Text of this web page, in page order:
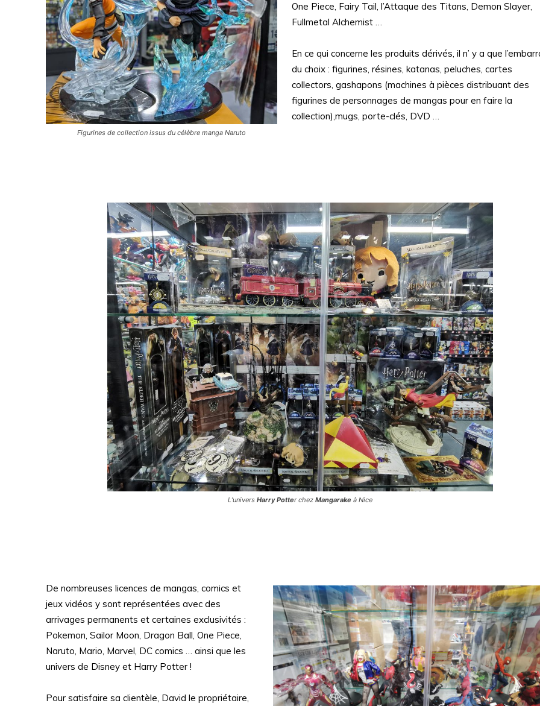
Figurines de collection issus du célèbre manga Naruto
One Piece, Fairy Tail, l’Attaque des Titans, Demon Slayer,
Fullmetal Alchemist …
En ce qui concerne les produits dérivés, il n’ y a que
du choix : figurines, résines, katanas, peluches, cartes
collectors, gashapons (machines à pièces distribuant des
figurines de personnages de mangas pour en faire la
collection),mugs, porte-clés, DVD …
L’universHarry Potter chezMangarake à Nice
De nombreuses licences de mangas, comics et
jeux vidéos y sont représentées avec des
arrivages permanents et certaines exclusivités :
Pokemon, Sailor Moon, Dragon Ball, One Piece,
Naruto, Mario, Marvel, DC comics … ainsi que les
univers de Disney et Harry Potter !
Pour satisfaire sa clientèle, David le propriétaire,